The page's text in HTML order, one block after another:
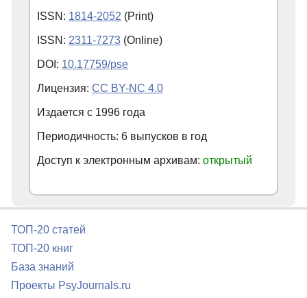
ISSN: 1814-2052 (Print)
ISSN: 2311-7273 (Online)
DOI: 10.17759/pse
Лицензия: CC BY-NC 4.0
Издается с 1996 года
Периодичность: 6 выпусков в год
Доступ к электронным архивам: открытый
ТОП-20 статей
ТОП-20 книг
База знаний
Проекты PsyJournals.ru